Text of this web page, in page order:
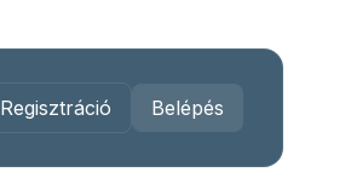
Regisztráció Belépés